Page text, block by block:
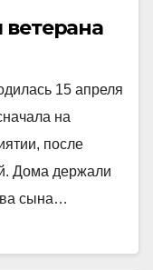
15 апреля
на
после
Дома держали
сына…